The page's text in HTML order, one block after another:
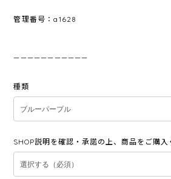
管理番号：a1628
———————————
種類
SHOP説明を確認・承諾の上、商品をご購入